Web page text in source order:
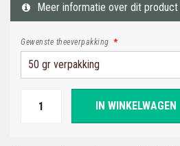
Meer informatie over dit product
Gewenste theeverpakking
IN WINKELWAGEN